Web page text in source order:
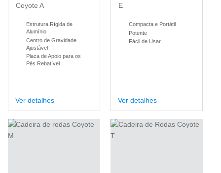
Coyote A
Estrutura Rígida de
Alumínio
Centro de Gravidade
Ajustável
Placa de Apoio para os
Pés Rebatível
Ver detalhes
E
Compacta e Portátil
Potente
Fácil de Usar
Ver detalhes